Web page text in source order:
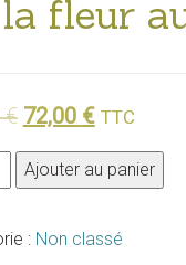
fleur
€ 72,00 € TTC
Ajouter au panier
: Non classé